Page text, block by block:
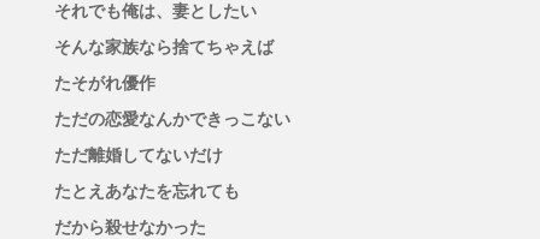
それでも俺は、妻としたい
そんな家族なら捨てちゃえば
たそがれ優作
ただの恋愛なんかできっこない
ただ離婚してないだけ
たとえあなたを忘れても
だから殺せなかった